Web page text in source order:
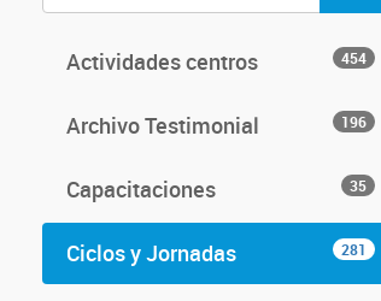
Actividades centros 454
Archivo Testimonial 196
Capacitaciones 35
Ciclos y Jornadas 281